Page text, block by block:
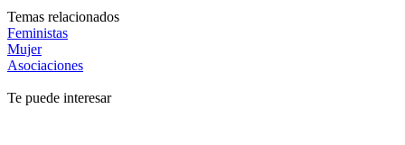
Temas relacionados
Feministas
Mujer
Asociaciones
Te puede interesar